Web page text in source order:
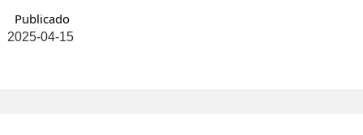
Publicado
2025-04-15